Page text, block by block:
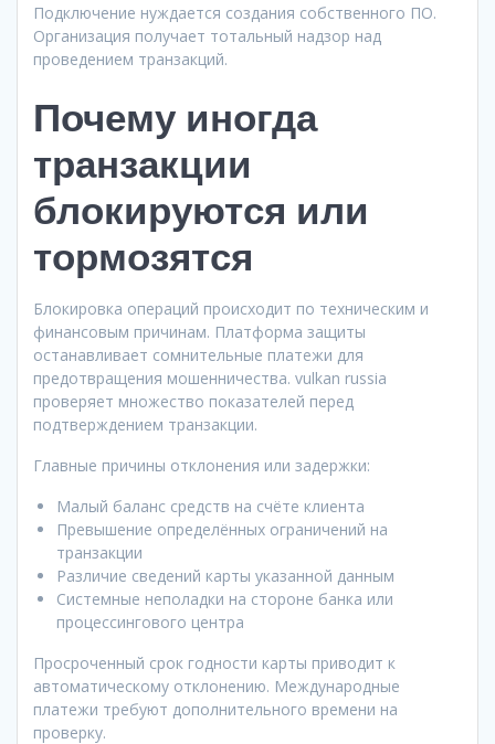
Подключение нуждается создания собственного ПО.
Организация получает тотальный надзор над
проведением транзакций.
Почему иногда
транзакции
блокируются или
тормозятся
Блокировка операций происходит по техническим и
финансовым причинам. Платформа защиты
останавливает сомнительные платежи для
предотвращения мошенничества. vulkan russia
проверяет множество показателей перед
подтверждением транзакции.
Главные причины отклонения или задержки:
Малый баланс средств на счёте клиента
Превышение определённых ограничений на
транзакции
Различие сведений карты указанной данным
Системные неполадки на стороне банка или
процессингового центра
Просроченный срок годности карты приводит к
автоматическому отклонению. Международные
платежи требуют дополнительного времени на
проверку.